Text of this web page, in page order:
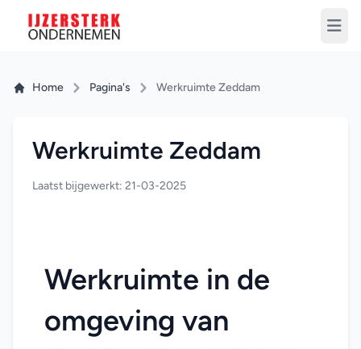
Home Pagina's Werkruimte Zeddam
Werkruimte Zeddam
Laatst bijgewerkt: 21-03-2025
Werkruimte in de
omgeving van